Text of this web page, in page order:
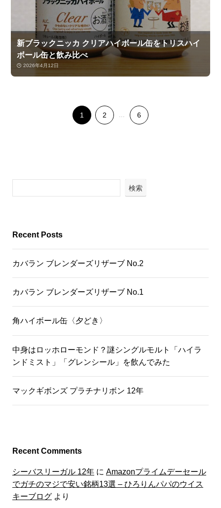
新ブラックニッカ クリアハイボール缶をトリスハイ
ボール缶と飲み比べ
2026年4月12日
1 2 ... 6
検索
Recent Posts
カバラン ブレンダーズリザーブ No.2
カバラン ブレンダーズリザーブ No.1
角ハイボール缶〈夕どき〉
中身はロッホローモンド？謎シングルモルト「ハイラ
ンドミスト」「グレンシール」を飲んでみた
マックギボンズ プラチナリボン 12年
Recent Comments
シーバスリーガル 12年に Amazonプライムデーセール
でガチのマジで安い銘柄13選 – ひろりんパパのウイス
キーブログより